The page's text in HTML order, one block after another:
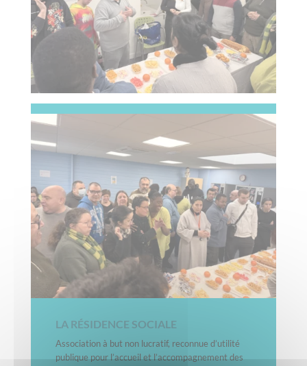
LA RÉSIDENCE SOCIALE
Association à but non lucratif, reconnue d’utilité
publique pour l’accueil et l’accompagnement des